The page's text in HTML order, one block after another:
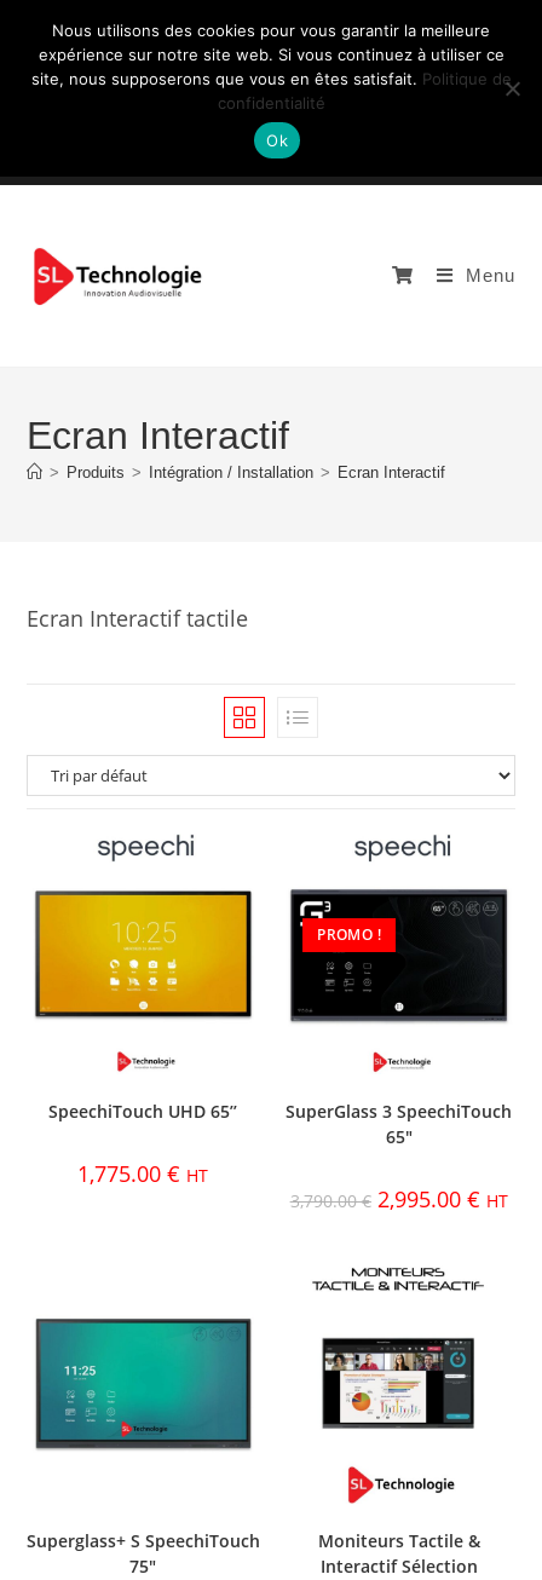
NOUS CONTACTEZ: +33 (0)4 77 81 49 35
Menu
Ecran Interactif
> Produits > Intégration / Installation > Ecran Interactif
Ecran Interactif tactile
SpeechiTouch UHD 65’’
1,775.00€ HT
PROMO !
SuperGlass 3 SpeechiTouch
65″
3,790.00€ 2,995.00 € HT
Superglass+ S SpeechiTouch
75″
Moniteurs Tactile &
Interactif Sélection
Nous utilisons des cookies pour vous garantir la meilleure
expérience sur notre site web. Si vous continuez à utiliser ce
site, nous supposerons que vous en êtes satisfait. Politique de
confidentialité
Ok